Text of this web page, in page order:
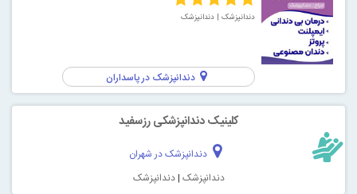
دندانپزشک | دندانپزشک
دندانپزشک در پاسداران
کلینیک دندانپزشکی رزسفید
دندانپزشک در شهران
دندانپزشک |دندانپزشک